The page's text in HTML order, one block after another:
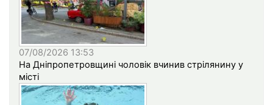
07/08/2026 13:53
На Дніпропетровщині чоловік вчинив стрілянину у
місті